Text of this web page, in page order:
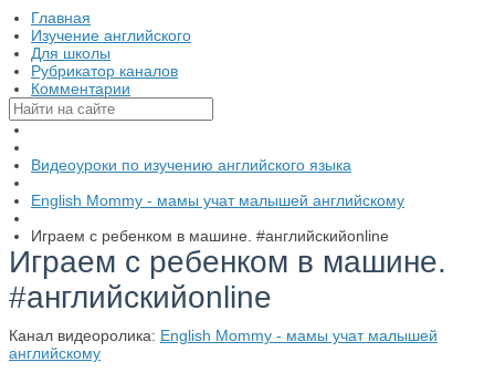
Главная
Изучение английского
Для школы
Рубрикатор каналов
Комментарии
Видеоуроки по изучению английского языка
English Mommy - мамы учат малышей английскому
Играем с ребенком в машине. #английскийonline
Играем с ребенком в машине.
#английскийonline
Канал видеоролика: English Mommy - мамы учат малышей
английскому